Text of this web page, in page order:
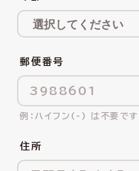
郵便番号
ハイフン(-) は不要です
住所